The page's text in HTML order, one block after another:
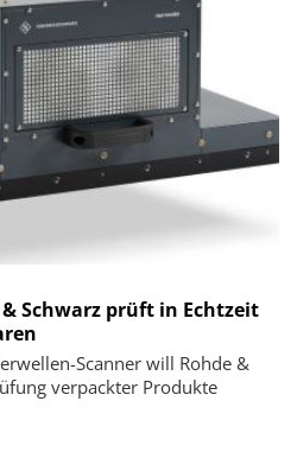
& Schwarz prüft in Echtzeit
Scanner will Rohde &
verpackter Produkte